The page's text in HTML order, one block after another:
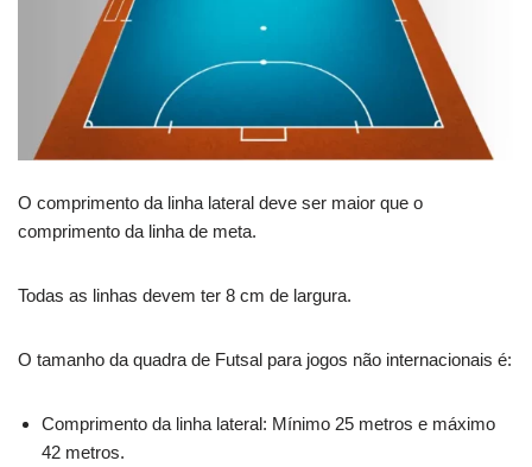
O comprimento da linha lateral deve ser maior que o
comprimento da linha de meta.
Todas as linhas devem ter 8 cm de largura.
O tamanho da quadra de Futsal para jogos não internacionais é:
Comprimento da linha lateral: Mínimo 25 metros e máximo
42 metros.